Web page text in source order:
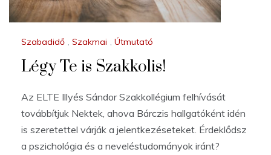
Szabadidő , Szakmai , Útmutató
Légy Te is Szakkolis!
Az ELTE Illyés Sándor Szakkollégium felhívását
továbbítjuk Nektek, ahova Bárczis hallgatóként idén
is szeretettel várják a jelentkezéseteket. Érdeklődsz
a pszichológia és a neveléstudományok iránt?